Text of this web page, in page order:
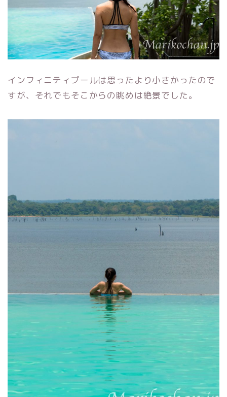
インフィニティプールは思ったより小さかったので
すが、それでもそこからの眺めは絶景でした。